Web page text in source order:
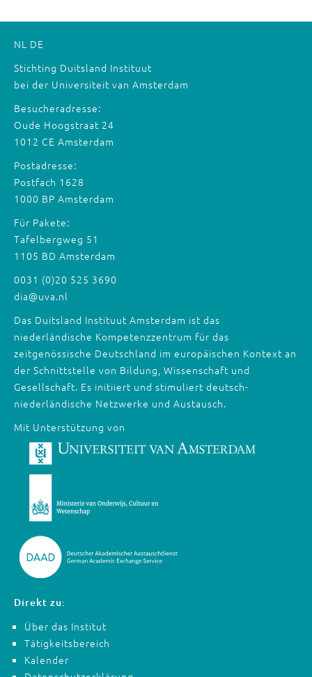
NL DE
Stichting Duitsland Instituut
bei der Universiteit van Amsterdam
Besucheradresse:
Oude Hoogstraat 24
1012 CE Amsterdam
Postadresse:
Postfach 1628
1000 BP Amsterdam
Für Pakete:
Tafelbergweg 51
1105 BD Amsterdam
0031 (0)20 525 3690
dia@uva.nl
Das Duitsland Instituut Amsterdam ist das
niederländische Kompetenzzentrum für das
zeitgenössische Deutschland im europäischen Kontext an
der Schnittstelle von Bildung, Wissenschaft und
Gesellschaft. Es initiiert und stimuliert deutsch-
niederländische Netzwerke und Austausch.
Mit Unterstützung von
Direkt zu:
Über das Institut
Tätigkeitsbereich
Kalender